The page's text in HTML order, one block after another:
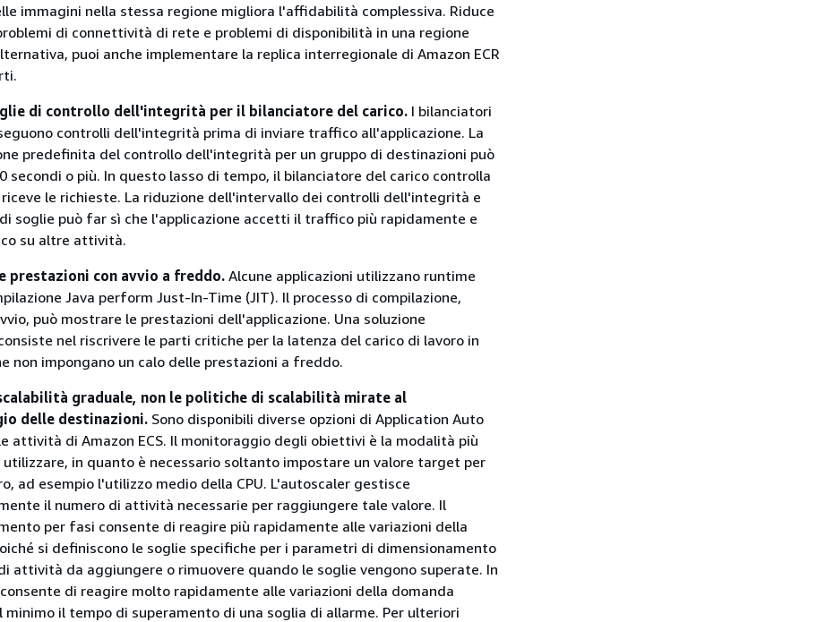
immagini nella stessa regione migliora l'affidabilità complessiva. Riduce
di connettività di rete e problemi di disponibilità in una regione
puoi anche implementare la replica interregionale di Amazon ECR
di controllo dell'integrità per il bilanciatore del carico. I bilanciatori
controlli dell'integrità prima di inviare traffico all'applicazione. La
predefinita del controllo dell'integrità per un gruppo di destinazioni può
secondi o più. In questo lasso di tempo, il bilanciatore del carico controlla
le richieste. La riduzione dell'intervallo dei controlli dell'integrità e
soglie può far sì che l'applicazione accetti il traffico più rapidamente e
su altre attività.
prestazioni con avvio a freddo.Alcune applicazioni utilizzano runtime
Java perform Just-In-Time (JIT). Il processo di compilazione,
può mostrare le prestazioni dell'applicazione. Una soluzione
nel riscrivere le parti critiche per la latenza del carico di lavoro in
non impongano un calo delle prestazioni a freddo.
graduale, non le politiche di scalabilità mirate al
delle destinazioni. Sono disponibili diverse opzioni di Application Auto
attività di Amazon ECS. Il monitoraggio degli obiettivi è la modalità più
utilizzare, in quanto è necessario soltanto impostare un valore target per
ad esempio l'utilizzo medio della CPU. L'autoscaler gestisce
il numero di attività necessarie per raggiungere tale valore. Il
per fasi consente di reagire più rapidamente alle variazioni della
si definiscono le soglie specifiche per i parametri di dimensionamento
attività da aggiungere o rimuovere quando le soglie vengono superate. In
di reagire molto rapidamente alle variazioni della domanda
minimo il tempo di superamento di una soglia di allarme. Per ulteriori